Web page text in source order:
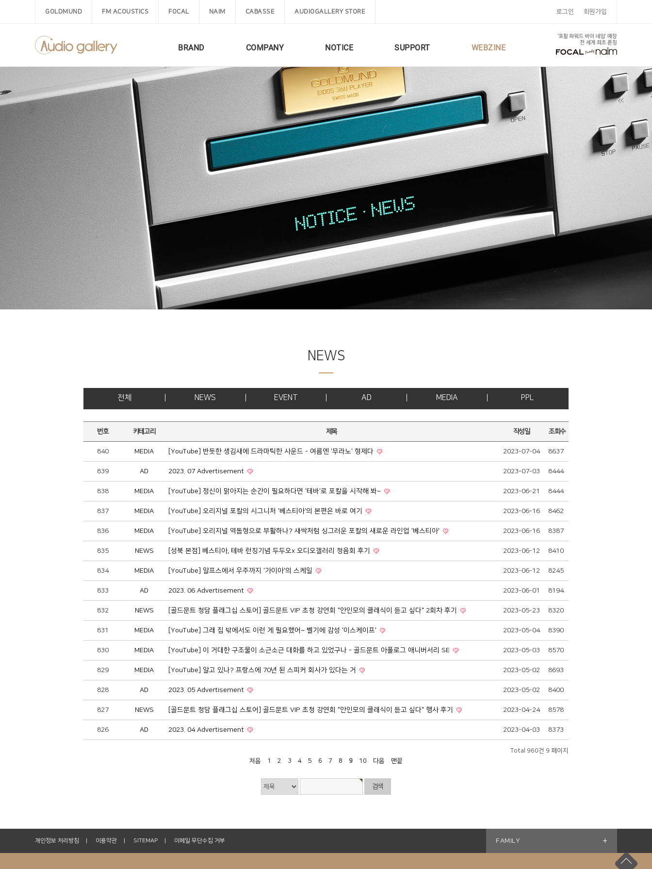
GOLDMUND FM ACOUSTICS FOCAL NAIM CABASSE AUDIOGALLERY STORE 로그인 회원가입
BRAND COMPANY NOTICE SUPPORT WEBZINE
NEWS
전체 NEWS EVENT AD MEDIA PPL
번호 카테고리 제목 작성일 조회수
840 MEDIA [YouTube] 반듯한 생김새에 드라마틱한 사운드 - 여름엔 '무라노' 형제다 2023-07-04 8637
839 AD 2023. 07 Advertisement 2023-07-03 8444
838 MEDIA [YouTube] 정신이 맑아지는 순간이 필요하다면 '테바'로 포칼을 시작해 봐~ 2023-06-21 8444
837 MEDIA [YouTube] 오리지널 포칼의 시그니처 '베스티아'의 본편은 바로 여기 2023-06-16 8462
836 MEDIA [YouTube] 오리지널 역돔형으로 부활하나? 새싹처럼 싱그러운 포칼의 새로운 라인업 '베스티아' 2023-06-16 8387
835 NEWS [성북 본점] 베스티아, 테바 런칭기념 두두오x 오디오갤러리 청음회 후기 2023-06-12 8410
834 MEDIA [YouTube] 알프스에서 우주까지 '가이아'의 스케일 2023-06-12 8245
833 AD 2023. 06 Advertisement 2023-06-01 8194
832 NEWS [골드문트 청담 플래그십 스토어] 골드문트 VIP 초청 강연회 "안인모의 클래식이 듣고 싶다" 2회차 후기 2023-05-23 8320
831 MEDIA [YouTube] 그래 집 밖에서도 이런 게 필요했어~ 벨기에 감성 '이스케이프' 2023-05-04 8390
830 MEDIA [YouTube] 이 거대한 구조물이 소근소근 대화를 하고 있었구나 - 골드문트 아폴로그 애니버서리 SE 2023-05-03 8570
829 MEDIA [YouTube] 알고 있나? 프랑스에 70년 된 스피커 회사가 있다는 거 2023-05-02 8693
828 AD 2023. 05 Advertisement 2023-05-02 8400
827 NEWS [골드문트 청담 플래그십 스토어] 골드문트 VIP 초청 강연회 "안인모의 클래식이 듣고 싶다" 행사 후기 2023-04-24 8578
826 AD 2023. 04 Advertisement 2023-04-03 8373
Total 960건 9 페이지
처음
1 2 3 4 5 6 7 8 9 10 다음 맨끝
개인정보 처리방침 이용약관 SITEMAP 이메일 무단수집 거부 FAMILY +